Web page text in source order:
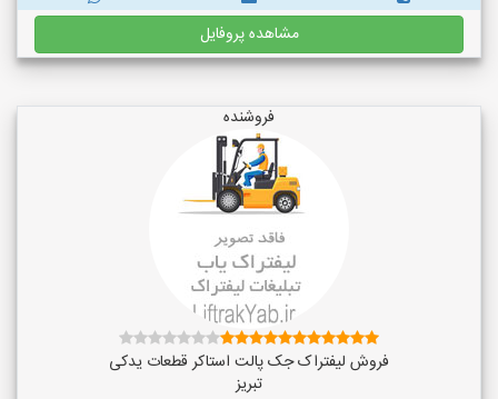
مشاهده پروفایل
فروشنده
فروش لیفتراک جک پالت استاکر قطعات یدکی
تبریز